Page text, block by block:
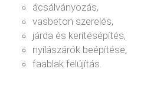
ácsálványozás,
vasbeton szerelés,
járda és kerítésépítés,
nyílászárók beépítése,
faablak felújítás.